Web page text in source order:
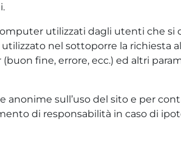
utilizzati dagli utenti che si
nel sottoporre la richiesta
fine, errore, ecc.) ed altri
sull’uso del sito e per
di responsabilità in caso di